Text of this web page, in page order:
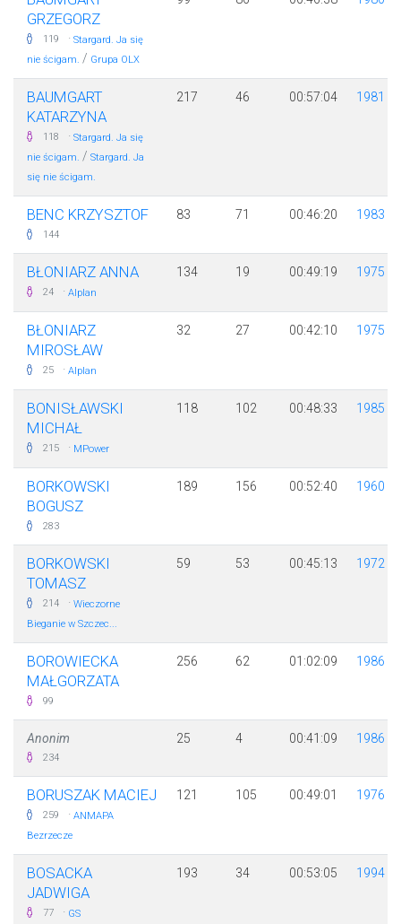
GRZEGORZ
119 · Stargard. Ja się
nie ścigam. / Grupa OLX
BAUMGART
KATARZYNA
118 · Stargard. Ja się
nie ścigam. / Stargard. Ja
się nie ścigam.
217 46 00:57:04 1981
BENC KRZYSZTOF
144
83 71 00:46:20 1983
BŁONIARZ ANNA
24 · Alplan
134 19 00:49:19 1975
BŁONIARZ
MIROSŁAW
25 · Alplan
32 27 00:42:10 1975
BONISŁAWSKI
MICHAŁ
215 · MPower
118 102 00:48:33 1985
BORKOWSKI
BOGUSZ
283
189 156 00:52:40 1960
BORKOWSKI
TOMASZ
214 · Wieczorne
Bieganie w Szczec...
59 53 00:45:13 1972
BOROWIECKA
MAŁGORZATA
99
256 62 01:02:09 1986
Anonim
234
25 4 00:41:09 1986
BORUSZAK MACIEJ
259 · ANMAPA
Bezrzecze
121 105 00:49:01 1976
BOSACKA
JADWIGA
77 · GS
193 34 00:53:05 1994